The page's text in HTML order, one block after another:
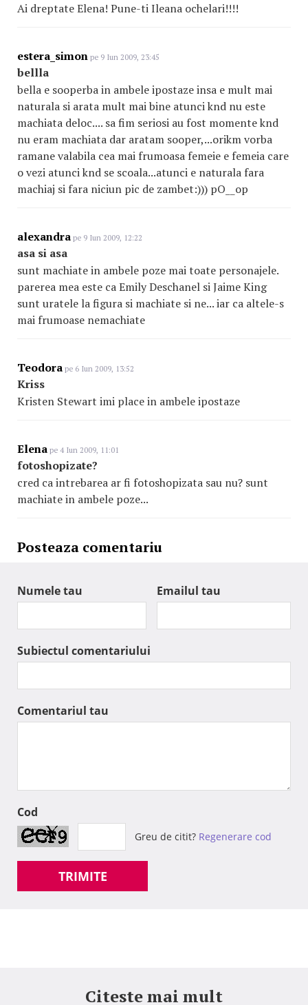
Ai dreptate Elena! Pune-ti Ileana ochelari!!!!
estera_simon pe 9 Iun 2009, 23:45
bellla
bella e sooperba in ambele ipostaze insa e mult mai
naturala si arata mult mai bine atunci knd nu este
machiata deloc.... sa fim seriosi au fost momente knd
nu eram machiata dar aratam sooper,...orikm vorba
ramane valabila cea mai frumoasa femeie e femeia care
o vezi atunci knd se scoala...atunci e naturala fara
machiaj si fara niciun pic de zambet:))) pO__op
alexandra pe 9 Iun 2009, 12:22
asa si asa
sunt machiate in ambele poze mai toate personajele.
parerea mea este ca Emily Deschanel si Jaime King
sunt uratele la figura si machiate si ne... iar ca altele-s
mai frumoase nemachiate
Teodora pe 6 Iun 2009, 13:52
Kriss
Kristen Stewart imi place in ambele ipostaze
Elena pe 4 Iun 2009, 11:01
fotoshopizate?
cred ca intrebarea ar fi fotoshopizata sau nu? sunt
machiate in ambele poze...
Posteaza comentariu
Numele tau Emailul tau
Subiectul comentariului
Comentariul tau
Cod
Greu de citit? Regenerare cod
TRIMITE
Citeste mai mult